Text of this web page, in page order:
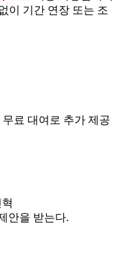
이 기간 연장 또는 조
료 대여로 추가 제공
안을 받는다.